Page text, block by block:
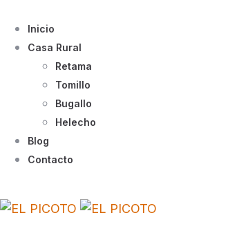
Inicio
Casa Rural
Retama
Tomillo
Bugallo
Helecho
Blog
Contacto